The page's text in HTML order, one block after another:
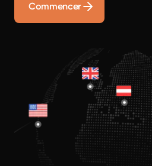
Commencer